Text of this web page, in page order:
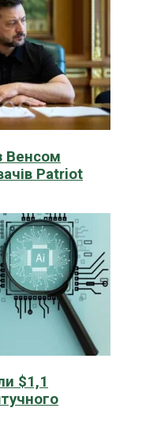
Венсом
Patriot
$1,1